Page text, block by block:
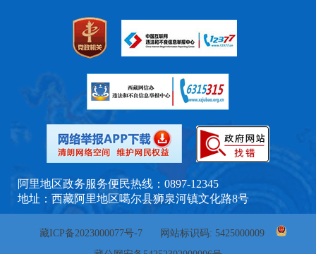
阿里地区政务服务便民热线：0897-12345
地址：西藏阿里地区噶尔县狮泉河镇文化路8号
藏ICP备2023000077号-7
网站标识码: 5425000009